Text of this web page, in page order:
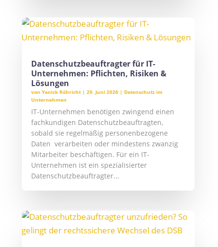
Datenschutzbeauftragter für IT-
Unternehmen: Pflichten, Risiken &
Lösungen
von Yanick Röhricht| 29. Juni 2026| Datenschutz im
Unternehmen
IT-Unternehmen benötigen zwingend einen
fachkundigen Datenschutzbeauftragten,
sobald sie regelmäßig personenbezogene
Daten verarbeiten oder mindestens zwanzig
Mitarbeiter beschäftigen. Für ein IT-
Unternehmen ist ein spezialisierter
Datenschutzbeauftragter...